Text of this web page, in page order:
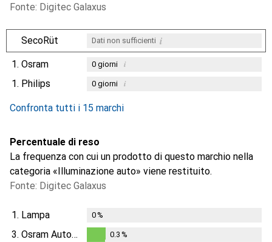
Fonte: Digitec Galaxus
SecoRüt Dati non sufficienti i
1. Osram 0giorni i
1. Philips 0giorni i
Confronta tutti i 15 marchi
Percentuale di reso
La frequenza con cui un prodotto di questo marchio nella
categoria «Illuminazione auto» viene restituito.
Fonte: Digitec Galaxus
1. Lampa 0%
3. Osram Automotive 0.3 %